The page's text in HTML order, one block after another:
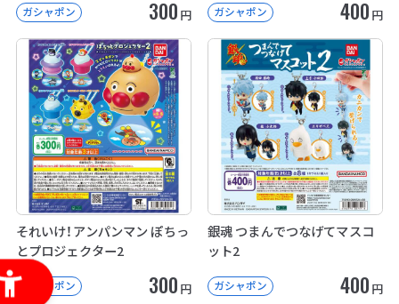
ガシャポン 300 円 ガシャポン 400 円
それいけ！アンパンマン ぽちっ
とプロジェクター2
ガシャポン 300 円
銀魂 つまんでつなげてマスコ
ット2
ガシャポン 400 円